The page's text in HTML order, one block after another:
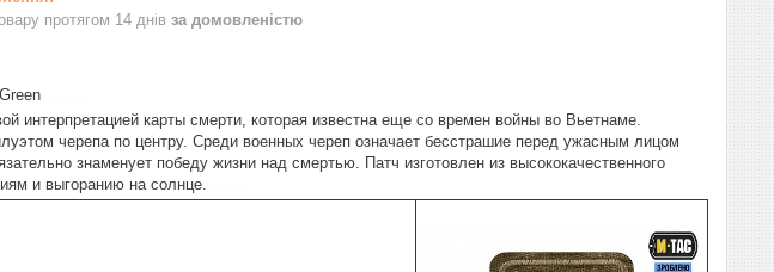
протягом 14 днів за домовленістю
интерпретацией карты смерти, которая известна еще со времен войны во Вьетнаме.
черепа по центру. Среди военных череп означает бесстрашие перед ужасным лицом
знаменует победу жизни над смертью. Патч изготовлен из высококачественного
и выгоранию на солнце.